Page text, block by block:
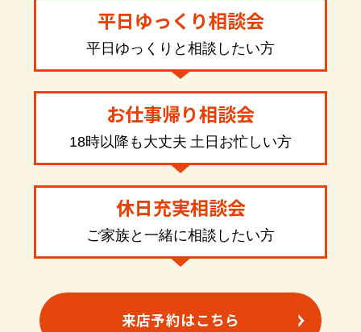
平日ゆっくり相談会
平日ゆっくりと相談したい方
お仕事帰り相談会
18時以降も大丈夫 土日お忙しい方
休日充実相談会
ご家族と一緒に相談したい方
来店予約はこちら